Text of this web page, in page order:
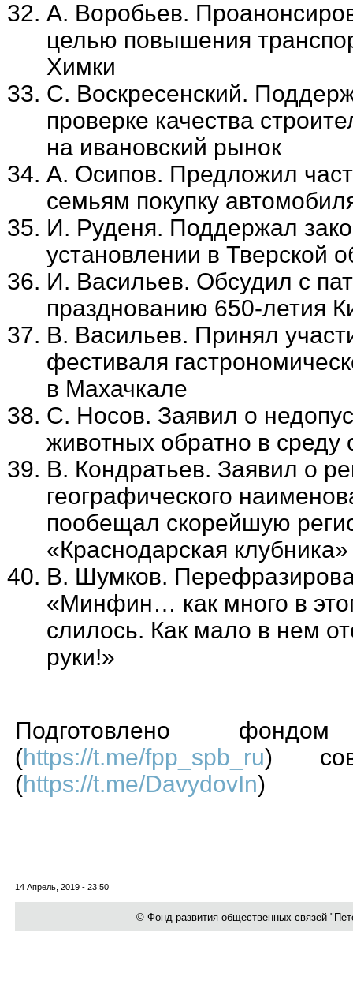
А. Воробьев.
целью повышения
Химки
С. Воскресенский.
проверке качества
на ивановский рынок
А. Осипов. Предложил
семьям покупку
И. Руденя. Поддержал
установлении в Тверской
И. Васильев. Обсудил с
празднованию 650-летия
В. Васильев. Принял
фестиваля
в Махачкале
С. Носов. Заявил о
животных обратно в среду
В. Кондратьев. Заявил о
географического
пообещал скорейшую
«Краснодарская
В. Шумков.
«Минфин… как много в
слилось. Как мало в нем
руки!»
Подготовлено фондом
(https://t.me/fpp_spb_ru)
(https://t.me/DavydovIn)
14 Апрель, 2019 - 23:50
© Фонд развития общественных связей